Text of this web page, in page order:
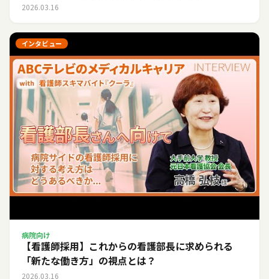
2026.03.16
インタビュー
病院向け
【看護師採用】これからの看護部長に求められる
「新たな働き方」の視点とは？
2026.03.16